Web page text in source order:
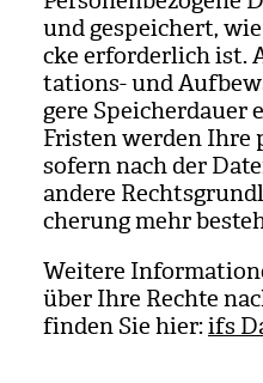
und gespei­chert,
cke erfor­der­lich ist.
ta­ti­ons- und
gere Spei­cher­dauer
Fris­ten wer­den Ihre
sofern nach der
andere
che­rung mehr
Wei­tere
über Ihre Rechte
fin­den Sie hier:ifs